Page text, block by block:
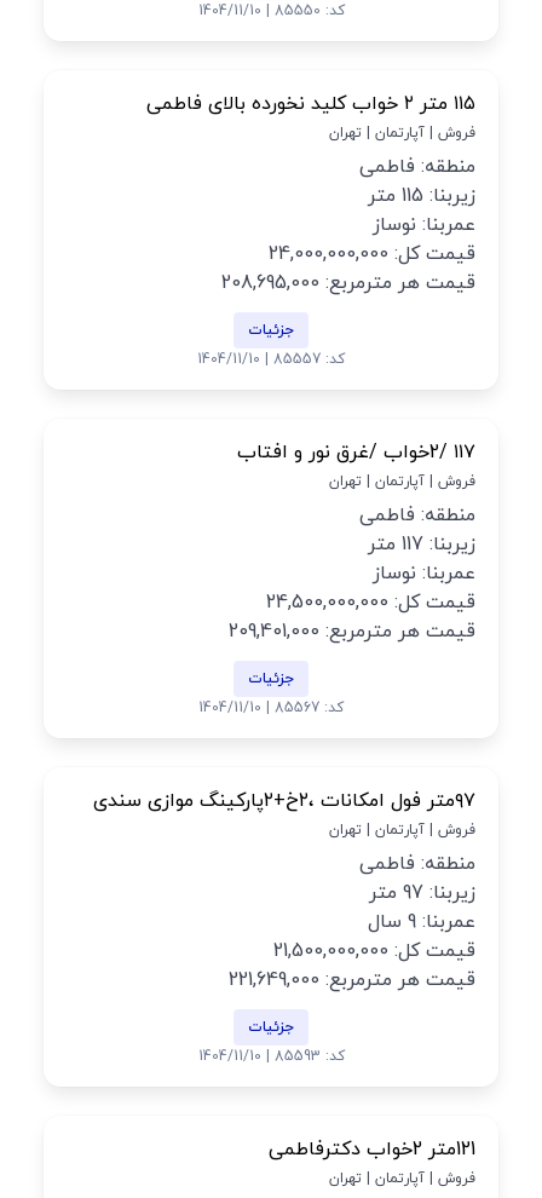
کد: 85550 | 1404/11/10
۱۱۵ متر ۲ خواب کلید نخورده بالای فاطمی
فروش | آپارتمان | تهران
منطقه: فاطمی
زیربنا: 115 متر
عمربنا: نوساز
قیمت کل: 24,000,000,000
قیمت هر مترمربع: 208,695,000
جزئیات
کد: 85557 | 1404/11/10
۱۱۷ /2خواب /غرق نور و افتاب
فروش | آپارتمان | تهران
منطقه: فاطمی
زیربنا: 117 متر
عمربنا: نوساز
قیمت کل: 24,500,000,000
قیمت هر مترمربع: 209,401,000
جزئیات
کد: 85567 | 1404/11/10
۹۷متر فول امکانات ،۲خ+۲پارکینگ موازی سندی
فروش | آپارتمان | تهران
منطقه: فاطمی
زیربنا: 97 متر
عمربنا: 9 سال
قیمت کل: 21,500,000,000
قیمت هر مترمربع: 221,649,000
جزئیات
کد: 85593 | 1404/11/10
121متر 2خواب دکترفاطمی
فروش | آپارتمان | تهران